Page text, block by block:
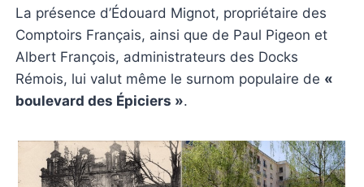
La présence d’Édouard Mignot, propriétaire des
Comptoirs Français, ainsi que de Paul Pigeon et
Albert François, administrateurs des Docks
Rémois, lui valut même le surnom populaire de «
boulevard des Épiciers ».